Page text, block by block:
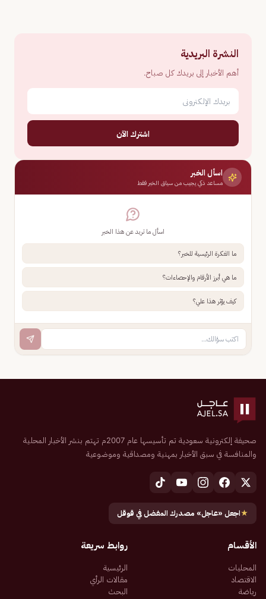
النشرة البريدية
أهم الأخبار إلى بريدك كل صباح.
اشترك الآن
اسأل الخبر
مساعد ذكي يجيب من سياق الخبر فقط
اسأل ما تريد عن هذا الخبر
ما الفكرة الرئيسية للخبر؟
ما هي أبرز الأرقام والإحصاءات؟
كيف يؤثر هذا علي؟
صحيفة إلكترونية سعودية تم تأسيسها عام 2007م تهتم بنشر الأخبار المحلية
والمنافسة في سبق الأخبار بمهنية ومصداقية وموضوعية
★اجعل «عاجل» مصدرك المفضل في قوقل
الأقسام
المحليات
الاقتصاد
رياضة
روابط سريعة
الرئيسية
مقالات الرأي
البحث